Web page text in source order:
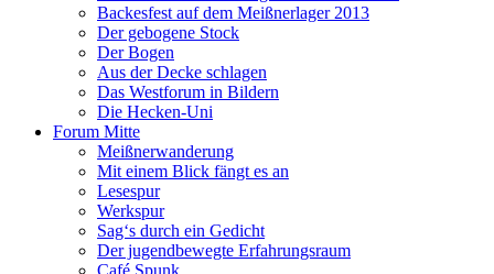
Backesfest auf dem Meißnerlager 2013
Der gebogene Stock
Der Bogen
Aus der Decke schlagen
Das Westforum in Bildern
Die Hecken-Uni
Forum Mitte
Meißnerwanderung
Mit einem Blick fängt es an
Lesespur
Werkspur
Sag‘s durch ein Gedicht
Der jugendbewegte Erfahrungsraum